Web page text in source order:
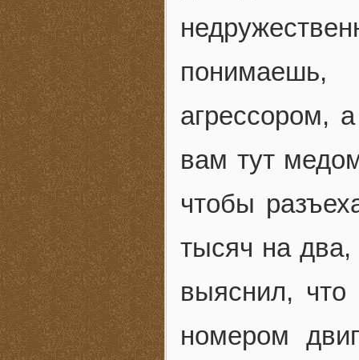
агрессором,
вам тут
чтобы
тысяч на два,
выяснил,
номером